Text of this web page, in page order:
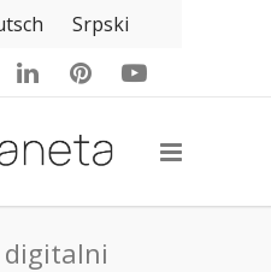
Srpski
digitalni